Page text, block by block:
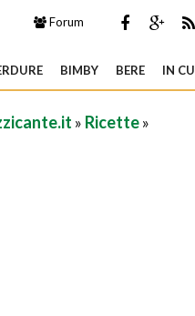
Forum
BIMBY BERE IN
» Ricette»